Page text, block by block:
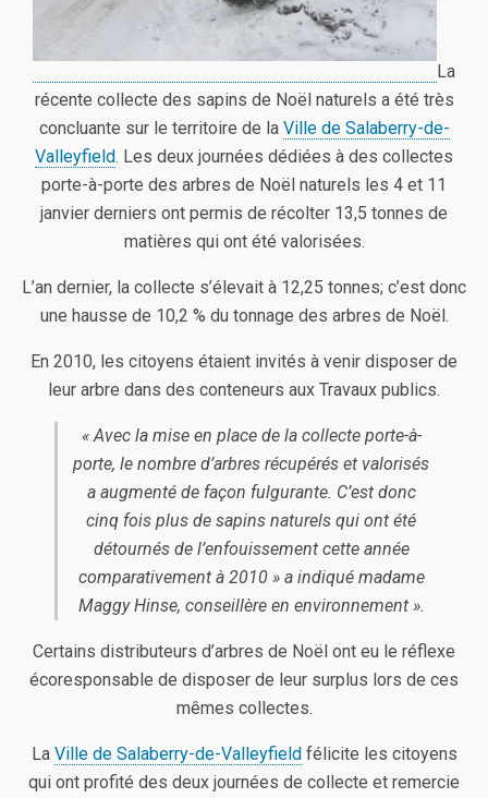
La
récente collecte des sapins de Noël naturels a été très
concluante sur le territoire de la Ville de Salaberry-de-
Valleyfield. Les deux journées dédiées à des collectes
porte-à-porte des arbres de Noël naturels les 4 et 11
janvier derniers ont permis de récolter 13,5 tonnes de
matières qui ont été valorisées.
L’an dernier, la collecte s’élevait à 12,25 tonnes; c’est donc
une hausse de 10,2 % du tonnage des arbres de Noël.
En 2010, les citoyens étaient invités à venir disposer de
leur arbre dans des conteneurs aux Travaux publics.
« Avec la mise en place de la collecte porte-à-
porte, le nombre d’arbres récupérés et valorisés
a augmenté de façon fulgurante. C’est donc
cinq fois plus de sapins naturels qui ont été
détournés de l’enfouissement cette année
comparativement à 2010 » a indiqué madame
Maggy Hinse, conseillère en environnement ».
Certains distributeurs d’arbres de Noël ont eu le réflexe
écoresponsable de disposer de leur surplus lors de ces
mêmes collectes.
La Ville de Salaberry-de-Valleyfieldfélicite les citoyens
qui ont profité des deux journées de collecte et remercie